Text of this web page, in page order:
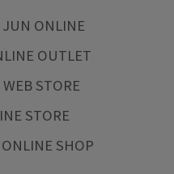
ONLINE
OUTLET
STORE
STORE
SHOP